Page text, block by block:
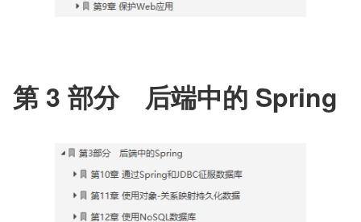
第 3 部分　后端中的 Spring